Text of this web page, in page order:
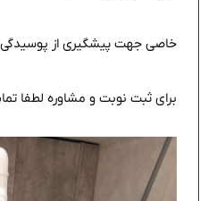
خاصی جهت پیشگیری از پوسیدگی
برای ثبت نوبت و مشاوره لطفا تماس